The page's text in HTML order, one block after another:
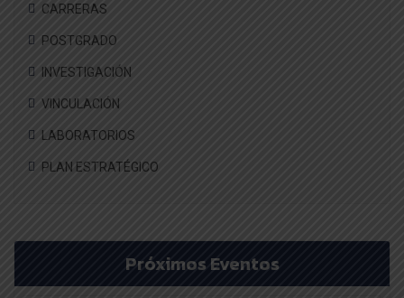
CARRERAS
POSTGRADO
INVESTIGACIÓN
VINCULACIÓN
LABORATORIOS
PLAN ESTRATÉGICO
Próximos Eventos